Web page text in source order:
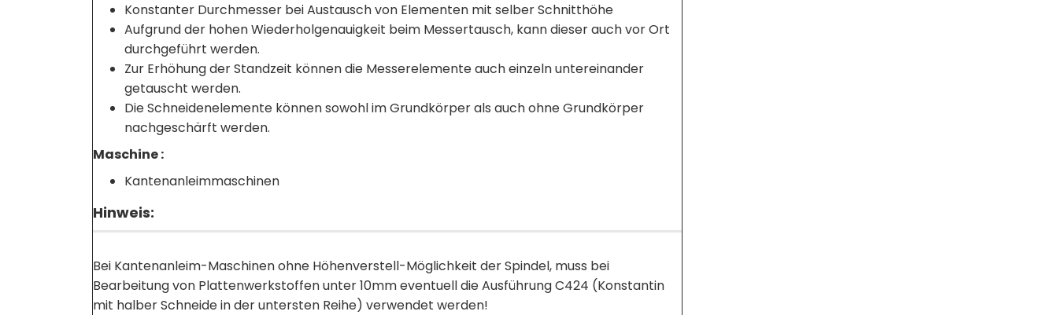
Konstanter Durchmesser bei Austausch von Elementen mit selber Schnitthöhe
Aufgrund der hohen Wiederholgenauigkeit beim Messertausch, kann dieser auch vor Ort
durchgeführt werden.
Zur Erhöhung der Standzeit können die Messerelemente auch einzeln untereinander
getauscht werden.
Die Schneidenelemente können sowohl im Grundkörper als auch ohne Grundkörper
nachgeschärft werden.
Maschine :
Kantenanleimmaschinen
Hinweis:
Bei Kantenanleim-Maschinen ohne Höhenverstell-Möglichkeit der Spindel, muss bei
Bearbeitung von Plattenwerkstoffen unter 10mm eventuell die Ausführung C424 (Konstantin
mit halber Schneide in der untersten Reihe) verwendet werden!